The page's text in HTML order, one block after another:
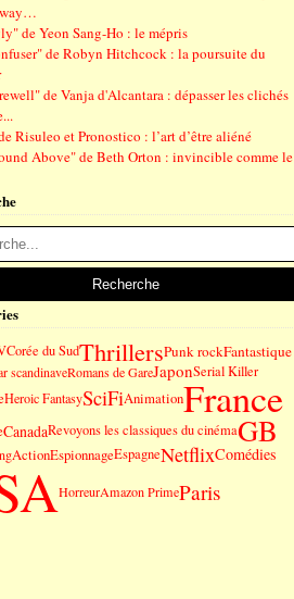
de Yeon Sang-Ho : le mépris
de Robyn Hitchcock : la poursuite du
de Vanja d'Alcantara : dépasser les clichés
Risuleo et Pronostico : l’art d’être aliéné
Above" de Beth Orton : invincible comme le
Corée du SudThrillersPunk rockFantastique
scandinaveRomans de GareJaponSerial Killer
Heroic FantasySciFiAnimationFrance
CanadaRevoyons les classiques du cinémaGB
ActionEspionnageEspagneNetflixComédies
HorreurAmazon PrimeParis